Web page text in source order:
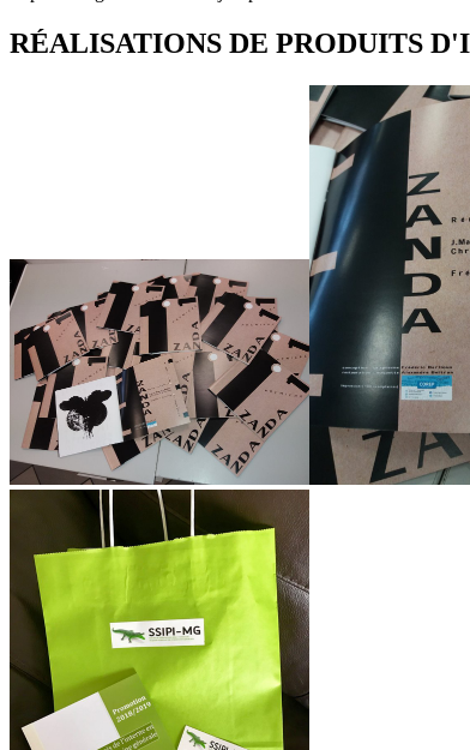
RÉALISATIONS DE PRODUITS